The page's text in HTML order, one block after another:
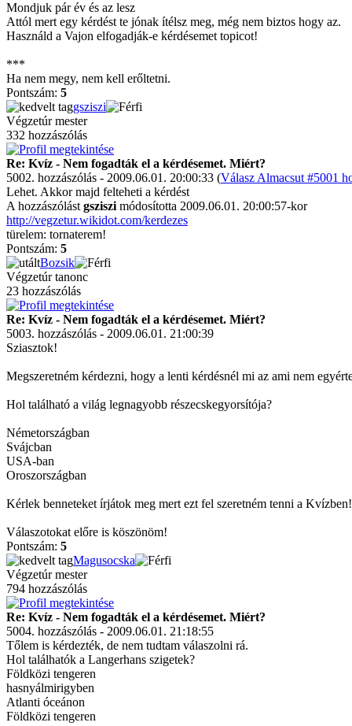
Mondjuk pár év és az lesz
Attól mert egy kérdést te jónak ítélsz meg, még nem biztos hogy az.
Használd a Vajon elfogadják-e kérdésemet topicot!
***
Ha nem megy, nem kell erőltetni.
Pontszám: 5
gsziszi
Végzetúr mester
332 hozzászólás
Re: Kvíz - Nem fogadták el a kérdésemet. Miért?
5002. hozzászólás - 2009.06.01. 20:00:33 (Válasz Almacsut #5001
Lehet. Akkor majd felteheti a kérdést
A hozzászólást gsziszi módosította 2009.06.01. 20:00:57-kor
http://vegzetur.wikidot.com/kerdezes
türelem: tornaterem!
Pontszám: 5
Bozsik
Végzetúr tanonc
23 hozzászólás
Re: Kvíz - Nem fogadták el a kérdésemet. Miért?
5003. hozzászólás - 2009.06.01. 21:00:39
Sziasztok!
Megszeretném kérdezni, hogy a lenti kérdésnél mi az ami nem
Hol található a világ legnagyobb részecskegyorsítója?
Németországban
Svájcban
USA-ban
Oroszországban
Kérlek benneteket írjátok meg mert ezt fel szeretném tenni a Kvízben!
Válaszotokat előre is köszönöm!
Pontszám: 5
Magusocska
Végzetúr mester
794 hozzászólás
Re: Kvíz - Nem fogadták el a kérdésemet. Miért?
5004. hozzászólás - 2009.06.01. 21:18:55
Tőlem is kérdezték, de nem tudtam válaszolni rá.
Hol találhatók a Langerhans szigetek?
Földközi tengeren
hasnyálmirigyben
Atlanti óceánon
Földközi tengeren